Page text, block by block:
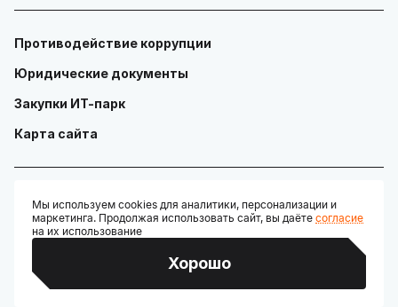
Противодействие коррупции
Юридические документы
Закупки ИТ-парк
Карта сайта
© ГАУ "Технопарк в сфере высоких технологий «ИТ-парк»"
Разработано:
Credits: Google Fonts, Material Symbols
Мы используем cookies для аналитики, персонализации и
маркетинга. Продолжая использовать сайт, вы даёте согласие
на их использование
Хорошо